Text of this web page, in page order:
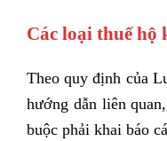
Các loại thuế
Theo quy định của
hướng dẫn liên
buộc phải khai báo